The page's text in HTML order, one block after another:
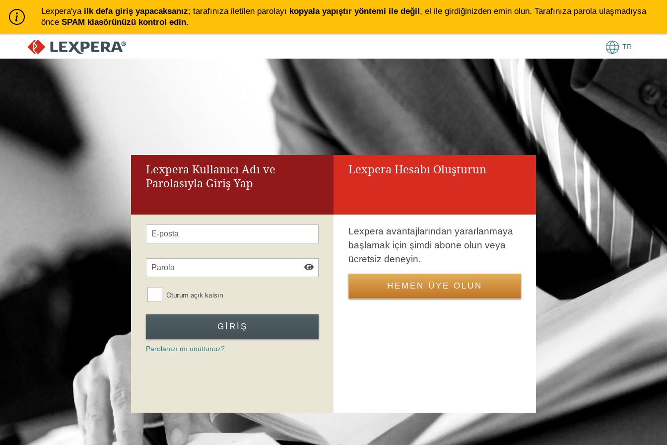
Lexpera'ya ilk defa giriş yapacaksanız; tarafınıza iletilen parolayı kopyala yapıştır yöntemi ile değil, el ile girdiğinizden emin olun. Tarafınıza parola ulaşmadıysa
önce SPAM klasörünüzü kontrol edin.
TR
Giriş Formuna Atla
Lexpera Kullanıcı Adı ve
Parolasıyla Giriş Yap
Oturum açık kalsın
GIRIŞ
Parolanızı mı unuttunuz?
Lexpera Hesabı Oluşturun
Lexpera avantajlarından yararlanmaya
başlamak için şimdi abone olun veya
ücretsiz deneyin.
HEMEN ÜYE OLUN